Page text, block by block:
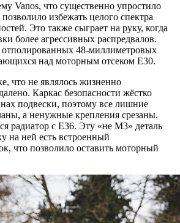
Vanos, что существенно упростило
избежать целого спектра
Это также сыграет на руку, когда
более агрессивных распредвалов.
отполированных 48-миллиметровых
над моторным отсеком Е30.
что не являлось жизненно
Каркас безопасности жёстко
подвески, поэтому все лишние
а ненужные крепления срезаны.
радиатор с Е36. Эту «не М3» деталь
на ней есть встроенный
что позволило оставить моторный